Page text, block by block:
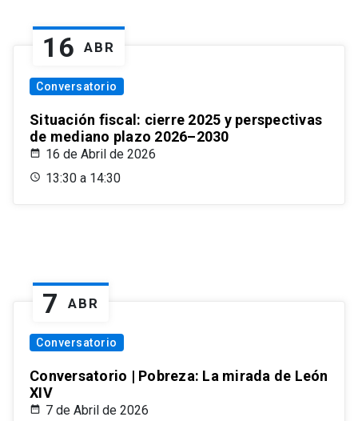
16 ABR
Conversatorio
Situación fiscal: cierre 2025 y perspectivas
de mediano plazo 2026–2030
16 de Abril de 2026
13:30 a 14:30
7 ABR
Conversatorio
Conversatorio | Pobreza: La mirada de León
XIV
7 de Abril de 2026